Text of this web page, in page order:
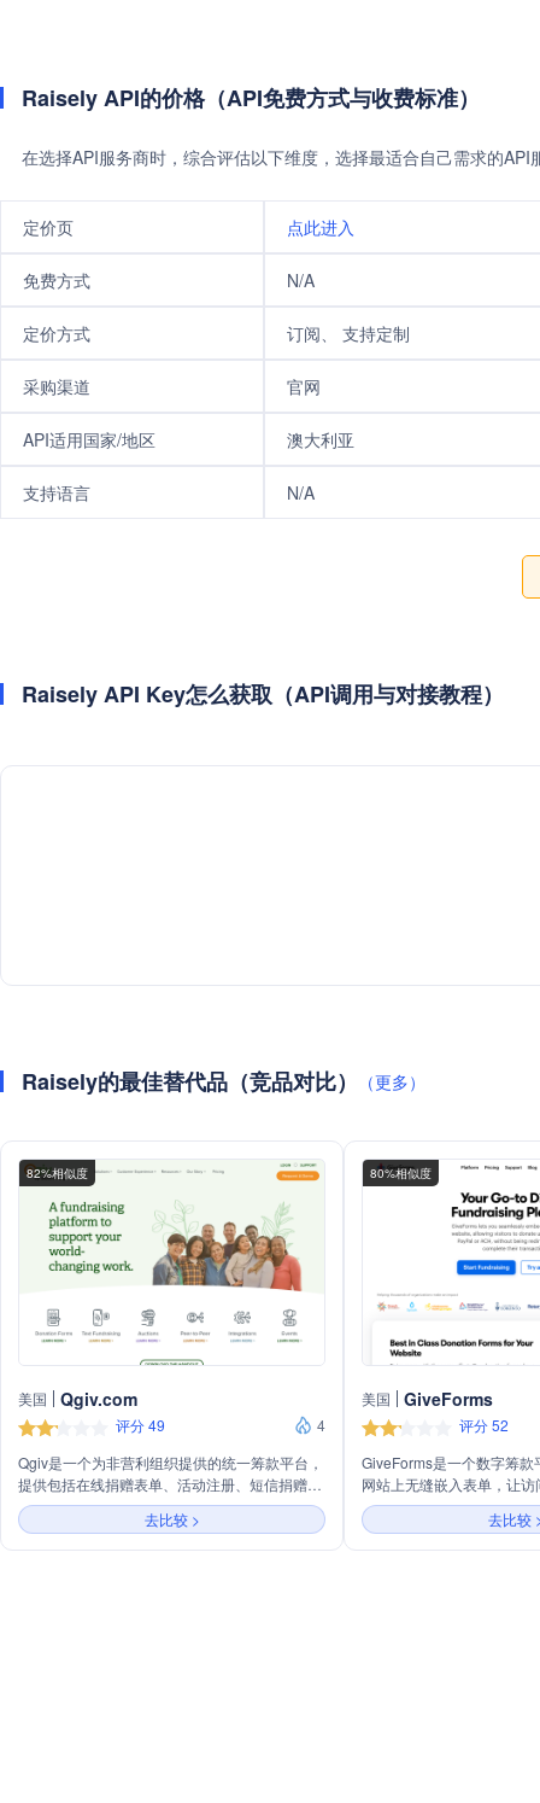
Raisely API的价格（API免费方式与收费标准）
在选择API服务商时，综合评估以下维度，选择最适合自己需求的
定价页 点此进入
免费方式 N/A
定价方式 订阅、 支持定制
采购渠道 官网
API适用国家/地区 澳大利亚
支持语言 N/A
Raisely API Key怎么获取（API调用与对接教程）
Raisely的最佳替代品（竞品对比） （更多）
82%相似度
美国 Qgiv.com
评分 49
4
Qgiv是一个为非营利组织提供的统一筹款平台，
提供包括在线捐赠表单、活动注册、短信捐赠、
点对点筹款、拍卖筹款、捐赠者管理
（CRM）、数据报告和统计以及与其他行业领
先非营利工具的集成等服务。
去比较 >
80%相似度
美国 GiveForms
评分 52
GiveForms是一个数字筹款
网站上无缝嵌入表单，让
卡、PayPal或ACH进行捐
页面完成交易。该平台经
有高转化率和简单直观的
去比较